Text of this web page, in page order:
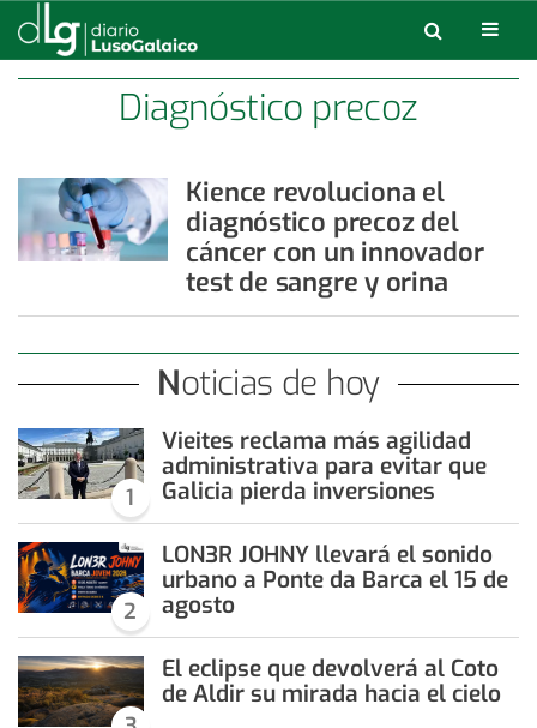
Diagnóstico precoz
Kience revoluciona el
diagnóstico precoz del
cáncer con un innovador
test de sangre y orina
Noticias de hoy
1
Vieites reclama más agilidad
administrativa para evitar que
Galicia pierda inversiones
2
LON3R JOHNY llevará el sonido
urbano a Ponte da Barca el 15 de
agosto
El eclipse que devolverá al Coto
de Aldir su mirada hacia el cielo